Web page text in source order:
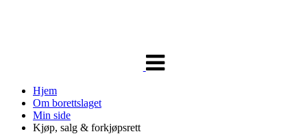
navigasjon
Hjem
Om borettslaget
Min side
Kjøp, salg & forkjøpsrett